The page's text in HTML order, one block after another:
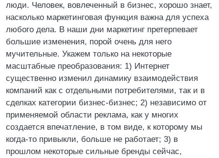
люди. Человек, вовлеченный в бизнес, хорошо знает,
насколько маркетинговая функция важна для успеха
любого дела. В наши дни маркетинг претерпевает
большие изменения, порой очень для него
мучительные. Укажем только на некоторые
масштабные преобразования: 1) Интернет
существенно изменил динамику взаимодействия
компаний как с отдельными потребителями, так и в
сделках категории бизнес-бизнес; 2) независимо от
применяемой области реклама, как у многих
создается впечатление, в том виде, к которому мы
когда-то привыкли, больше не работает; 3) в
прошлом некоторые сильные бренды сейчас,